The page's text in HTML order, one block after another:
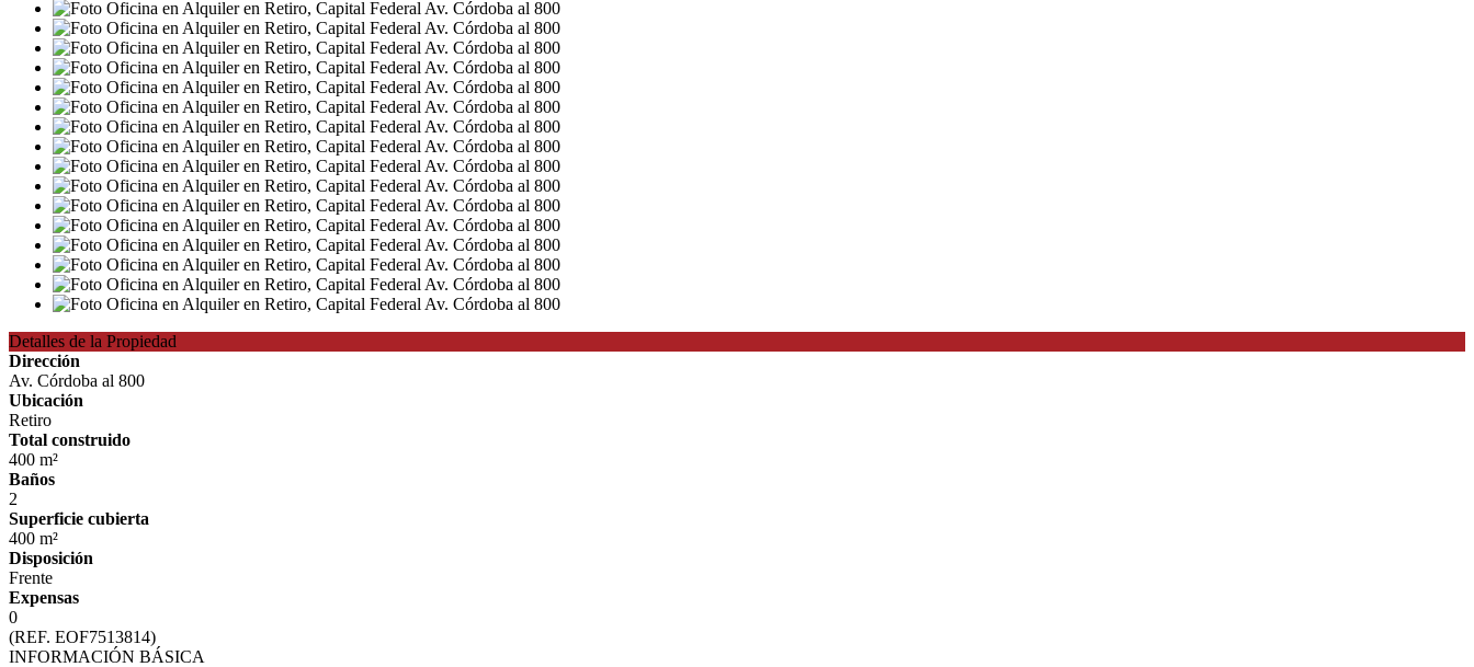
Detalles de la Propiedad
Dirección
Av. Córdoba al 800
Ubicación
Retiro
Total construido
400 m²
Baños
2
Superficie cubierta
400 m²
Disposición
Frente
Expensas
0
(REF. EOF7513814)
INFORMACIÓN BÁSICA